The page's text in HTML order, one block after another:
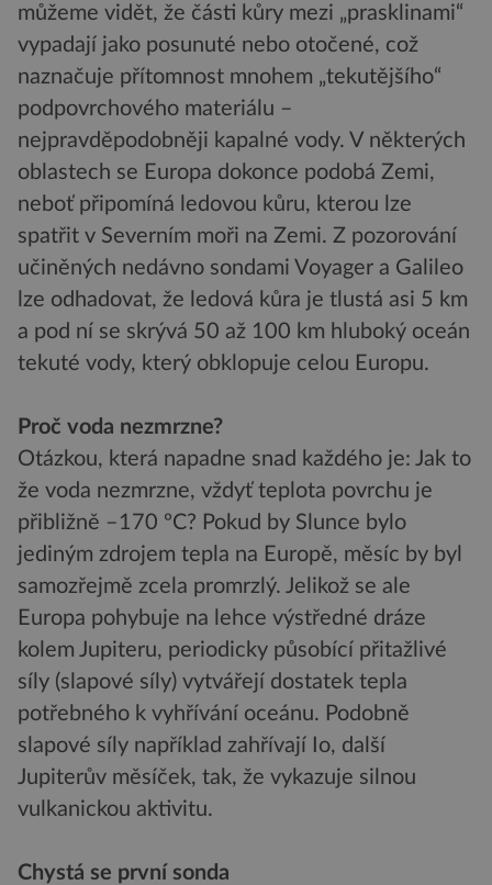
můžeme vidět, že části kůry mezi „prasklinami“
vypadají jako posunuté nebo otočené, což
naznačuje přítomnost mnohem „tekutějšího“
podpovrchového materiálu –
nejpravděpodobněji kapalné vody. V některých
oblastech se Europa dokonce podobá Zemi,
neboť připomíná ledovou kůru, kterou lze
spatřit v Severním moři na Zemi. Z pozorování
učiněných nedávno sondami Voyager a Galileo
lze odhadovat, že ledová kůra je tlustá asi 5 km
a pod ní se skrývá 50 až 100 km hluboký oceán
tekuté vody, který obklopuje celou Europu.
Proč voda nezmrzne?
Otázkou, která napadne snad každého je: Jak to
že voda nezmrzne, vždyť teplota povrchu je
přibližně –170 ºC? Pokud by Slunce bylo
jediným zdrojem tepla na Europě, měsíc by byl
samozřejmě zcela promrzlý. Jelikož se ale
Europa pohybuje na lehce výstředné dráze
kolem Jupiteru, periodicky působící přitažlivé
síly (slapové síly) vytvářejí dostatek tepla
potřebného k vyhřívání oceánu. Podobně
slapové síly například zahřívají Io, další
Jupiterův měsíček, tak, že vykazuje silnou
vulkanickou aktivitu.
Chystá se první sonda